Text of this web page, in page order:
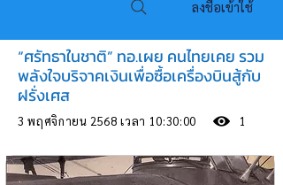
ลงชื่อเข้าใช้
“ศรัทธาในชาติ” ทอ.เผย คนไทยเคย รวม
พลังใจบริจาคเงินเพื่อซื้อเครื่องบินสู้กับ
ฝรั่งเศส
3 พฤศจิกายน 2568 เวลา 10:30:00 1